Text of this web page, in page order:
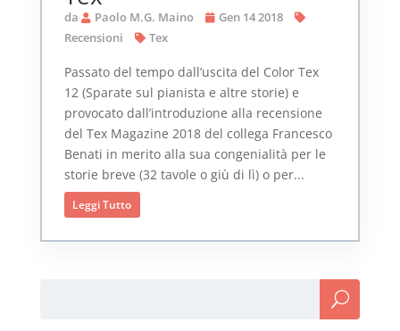
da Paolo M.G. Maino
Gen 14 2018
Recensioni
Tex
Passato del tempo dall’uscita del Color Tex
12 (Sparate sul pianista e altre storie) e
provocato dall’introduzione alla recensione
del Tex Magazine 2018 del collega Francesco
Benati in merito alla sua congenialità per le
storie breve (32 tavole o giù di lì) o per...
Leggi Tutto